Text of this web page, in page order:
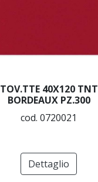
TOV.TTE 40X120 TNT
BORDEAUX PZ.300
cod. 0720021
Dettaglio